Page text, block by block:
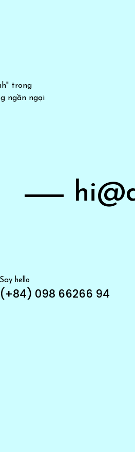
trong
ngần ngại
Say hello
(+84) 098 66266 94